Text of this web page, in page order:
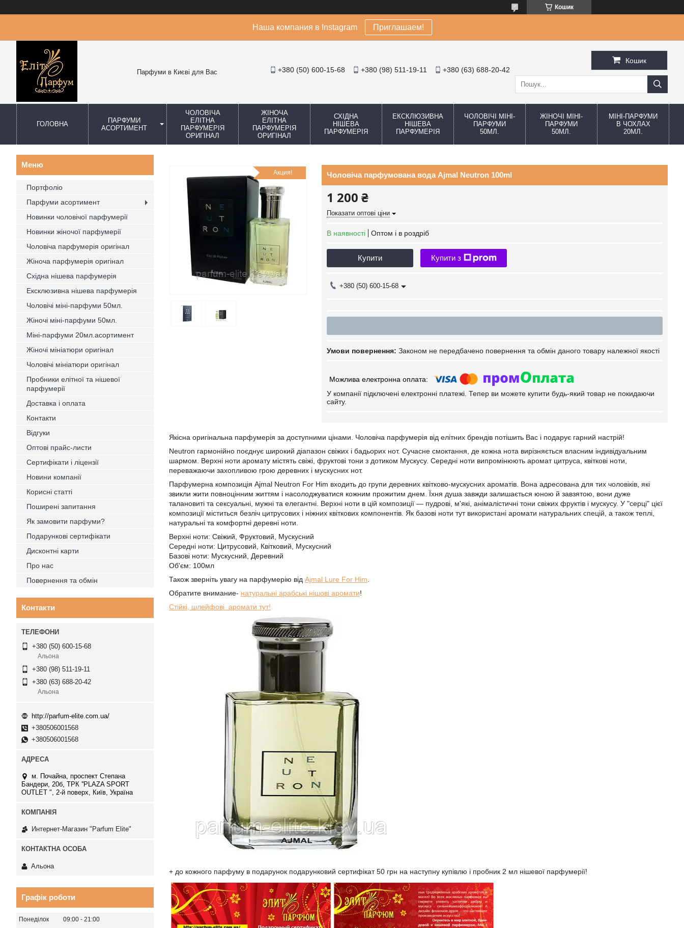
Кошик
Наша компания в Instagram Приглашаем!
Парфуми в Києві для Вас +380 (50) 600-15-68 +380 (98) 511-19-11 +380 (63) 688-20-42
Кошик
ГОЛОВНА
ПАРФУМИ
АСОРТИМЕНТ
ЧОЛОВІЧА
ЕЛІТНА
ПАРФУМЕРІЯ
ОРИГІНАЛ
ЖІНОЧА
ЕЛІТНА
ПАРФУМЕРІЯ
ОРИГІНАЛ
СХІДНА
НІШЕВА
ПАРФУМЕРІЯ
ЕКСКЛЮЗИВНА
НІШЕВА
ПАРФУМЕРІЯ
ЧОЛОВІЧІ МІНІ-
ПАРФУМИ
50МЛ.
ЖІНОЧІ МІНІ-
ПАРФУМИ
50МЛ.
МІНІ-ПАРФУМИ
В ЧОХЛАХ
20МЛ.
Акция! Чоловіча парфумована вода Ajmal Neutron 100ml
1 200 ₴
Показати оптові ціни
В наявності Оптом і в роздріб
Купити Купити з
+380 (50) 600-15-68
Законом не передбачено повернення та обмін даного товару належної якості
У компанії підключені електронні платежі. Тепер ви можете купити будь-який товар не покидаючи
сайту.
Якісна оригінальна парфумерія за доступними цінами. Чоловіча парфумерія від елітних брендів потішить Вас і подарує гарний настрій!
Neutron гармонійно поєднує широкий діапазон свіжих і бадьорих нот. Сучасне смоктання, де кожна нота вирізняється власним індивідуальним
шармом. Верхні ноти аромату містять свіжі, фруктові тони з дотиком Мускусу. Середні ноти випромінюють аромат цитруса, квіткові ноти,
переважаючи захопливою грою деревних і мускусних нот.
Парфумерна композиція Ajmal Neutron For Him входить до групи деревних квітково-мускусних ароматів. Вона адресована для тих чоловіків, які
звикли жити повноцінним життям і насолоджуватися кожним прожитим днем. Їхня душа завжди залишається юною й завзятою, вони дуже
талановиті та сексуальні, мужні та елегантні. Верхні ноти в цій композиції — пудрові, м'які, анімалістичні тони свіжих фруктів і мускусу. У "серці" цієї
композиції міститься безліч цитрусових і ніжних квіткових компонентів. Як базові ноти тут використані аромати натуральних спецій, а також теплі,
натуральні та комфортні деревні ноти.
Верхні ноти: Свіжий, Фруктовий, Мускусний
Середні ноти: Цитрусовий, Квітковий, Мускусний
Базові ноти: Мускусний, Деревний
Об'єм: 100мл
Також зверніть увагу на парфумерію від Ajmal Lure For Him
Обратите внимание- натуральні арабські нішові аромати!
Стійкі, шлейфові аромати тут!
+ до кожного парфуму в подарунок подарунковий сертифікат 50 грн на наступну купівлю і пробник 2 мл нішевої парфумерії!
Портфоліо
Парфуми асортимент
Новинки чоловічої парфумерії
Новинки жіночої парфумерії
Чоловіча парфумерія оригінал
Жіноча парфумерія оригінал
Східна нішева парфумерія
Ексклюзивна нішева парфумерія
Чоловічі міні-парфуми 50мл.
Жіночі міні-парфуми 50мл.
Міні-парфуми 20мл.асортимент
Жіночі мініатюри оригінал
Чоловічі мініатюри оригінал
Пробники елітної та нішевої
парфумерії
Доставка і оплата
Контакти
Відгуки
Оптові прайс-листи
Сертифікати і ліцензії
Новини компанії
Корисні статті
Поширені запитання
Як замовити парфуми?
Подарункові сертифікати
Дисконтні карти
Про нас
Повернення та обмін
Контакти
+380 (50) 600-15-68
Альона
+380 (98) 511-19-11
+380 (63) 688-20-42
Альона
http://parfum-elite.com.ua/
+380506001568
+380506001568
м. Почайна, проспект Степана
Бандери, 20б, ТРК ''PLAZA SPORT
OUTLET ", 2-й поверх, Київ, Україна
Интернет-Магазин "Parfum Elite"
Альона
Графік роботи
Понеділок 09:00
21:00